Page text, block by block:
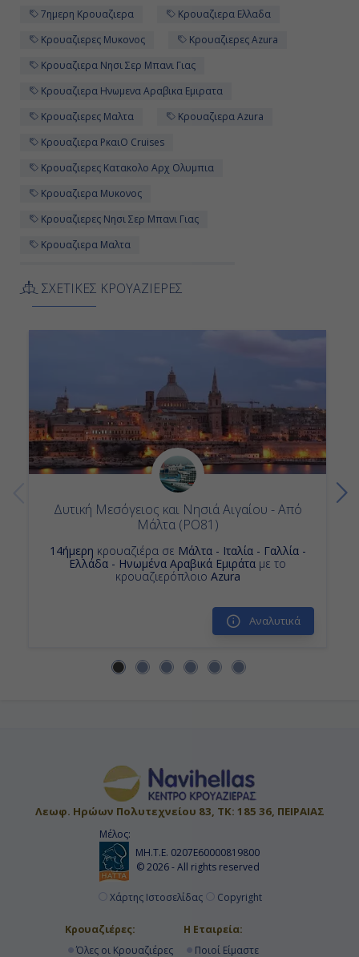
7ημερη Κρουαζιερα
Κρουαζιερα Ελλαδα
Κρουαζιερες Μυκονος
Κρουαζιερες Azura
Κρουαζιερα Νησι Σερ Μπανι Γιας
Κρουαζιερα Ηνωμενα Αραβικα Εμιρατα
Κρουαζιερες Μαλτα
Κρουαζιερα Azura
Κρουαζιερα PκαιO Cruises
Κρουαζιερες Κατακολο Αρχ Ολυμπια
Κρουαζιερα Μυκονος
Κρουαζιερες Νησι Σερ Μπανι Γιας
Κρουαζιερα Μαλτα
Κρουαζιερες PκαιO Cruises
ΣΧΕΤΙΚΕΣ ΚΡΟΥΑΖΙΕΡΕΣ
Δυτική Μεσόγειος και Νησιά Αιγαίου - Από
Μάλτα (PO81)
14ήμερη κρουαζιέρα σε Μάλτα - Ιταλία - Γαλλία -
Ελλάδα - Ηνωμένα Αραβικά Εμιράτα με το
κρουαζιερόπλοιο Azura
Αναλυτικά
Λεωφ. Ηρώων Πολυτεχνείου 83, ΤΚ: 185 36, ΠΕΙΡΑΙΑΣ
Μέλος:
ΜΗ.Τ.Ε. 0207Ε60000819800
© 2026 - All rights reserved
Χάρτης Ιστοσελίδας Copyright
Κρουαζιέρες:
Όλες οι Κρουαζιέρες
Η Εταιρεία:
Ποιοί Είμαστε